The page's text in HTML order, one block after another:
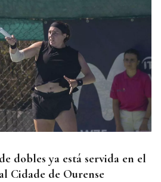
dobles ya está servida en el
Cidade de Ourense